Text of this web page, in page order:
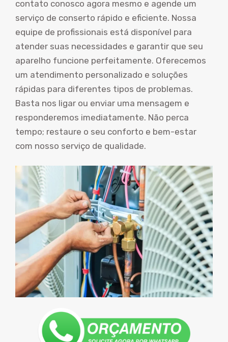
contato conosco agora mesmo e agende um
serviço de conserto rápido e eficiente. Nossa
equipe de profissionais está disponível para
atender suas necessidades e garantir que seu
aparelho funcione perfeitamente. Oferecemos
um atendimento personalizado e soluções
rápidas para diferentes tipos de problemas.
Basta nos ligar ou enviar uma mensagem e
responderemos imediatamente. Não perca
tempo; restaure o seu conforto e bem-estar
com nosso serviço de qualidade.